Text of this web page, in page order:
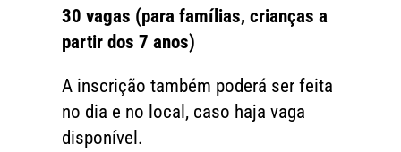
30 vagas (para famílias, crianças a
partir dos 7 anos)
A inscrição também poderá ser feita
no dia e no local, caso haja vaga
disponível.